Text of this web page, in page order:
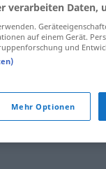
onanismo
verarbeiten Daten,
auf einem Gerät.
und
Mehr Optionen